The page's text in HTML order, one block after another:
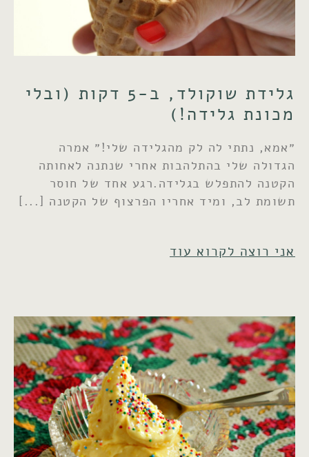
גלידת שוקולד, ב-5 דקות (ובלי
מכונת גלידה!)
״אמא, נתתי לה לק מהגלידה שלי!״ אמרה
הגדולה שלי בהתלהבות אחרי שנתנה לאחותה
הקטנה להתפלש בגלידה.רגע אחד של חוסר
תשומת לב, ומיד אחריו הפרצוף של הקטנה
אני רוצה לקרוא עוד